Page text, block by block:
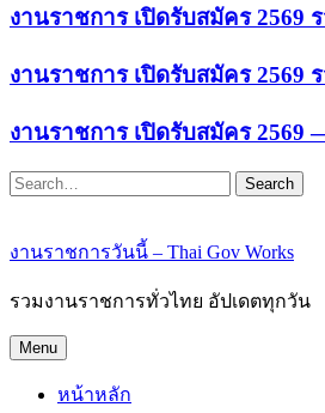
งานราชการ เปิดรับสมัคร 2569
งานราชการ เปิดรับสมัคร 2569
งานราชการ เปิดรับสมัคร
Search
งานราชการวันนี้ – Thai Gov Works
รวมงานราชการทั่วไทย อัปเดตทุกวัน
Menu
หน้าหลัก